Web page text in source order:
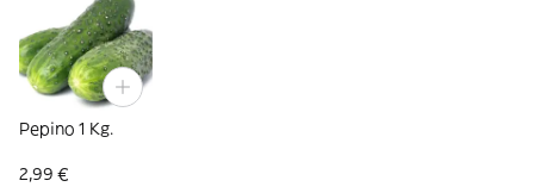
Pepino 1 Kg.
2,99 €